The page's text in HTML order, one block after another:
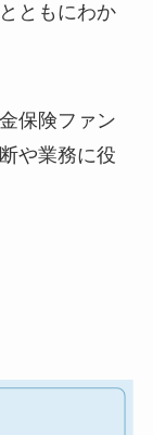
ともにわか
保険ファン
や業務に役